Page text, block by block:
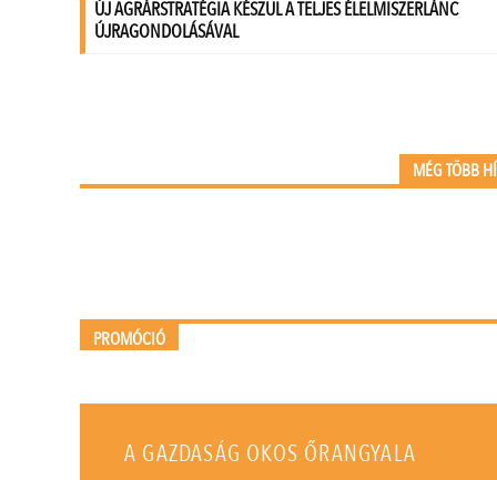
MÉG TÖBB
PROMÓCIÓ
A GAZDASÁG OKOS ŐRANGYALA